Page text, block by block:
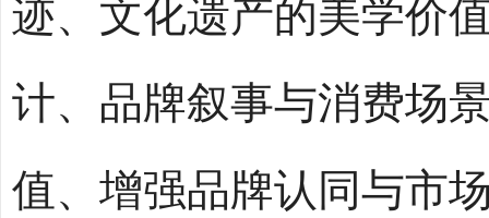
迹、文化遗产的美学价
计、品牌叙事与消费场
值、增强品牌认同与市